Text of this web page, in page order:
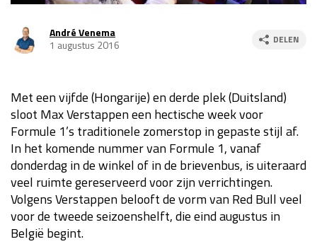
GP VERENIGDE STATEN 2026 23 - 25 okt
Race
zo 21:00 - 23:00
GP MEXICO 2026 30 okt - 01 nov
GP SÃO PAULO 2026
Kwalificatie
za 19:00 - 20:00
Race
zo 18:00 - 20:00
LAS VEGAS GRAND PRIX 2026
André Venema
1 augustus 2016
DELEN
Met een vijfde (Hongarije) en derde plek (Duitsland)
sloot Max Verstappen een hectische week voor
Formule 1’s traditionele zomerstop in gepaste stijl af.
In het komende nummer van Formule 1, vanaf
donderdag in de winkel of in de brievenbus, is uiteraard
veel ruimte gereserveerd voor zijn verrichtingen.
Volgens Verstappen belooft de vorm van Red Bull veel
voor de tweede seizoenshelft, die eind augustus in
België begint.